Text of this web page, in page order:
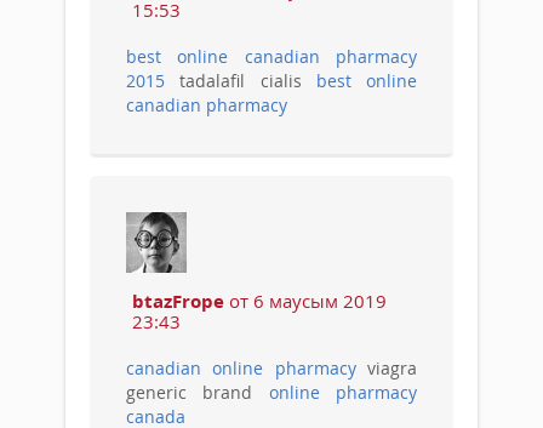
15:53
best online canadian pharmacy
2015 tadalafil cialis best online
canadian pharmacy
btazFrope от 6 маусым 2019
23:43
canadian online pharmacyviagra
generic brand online pharmacy
canada